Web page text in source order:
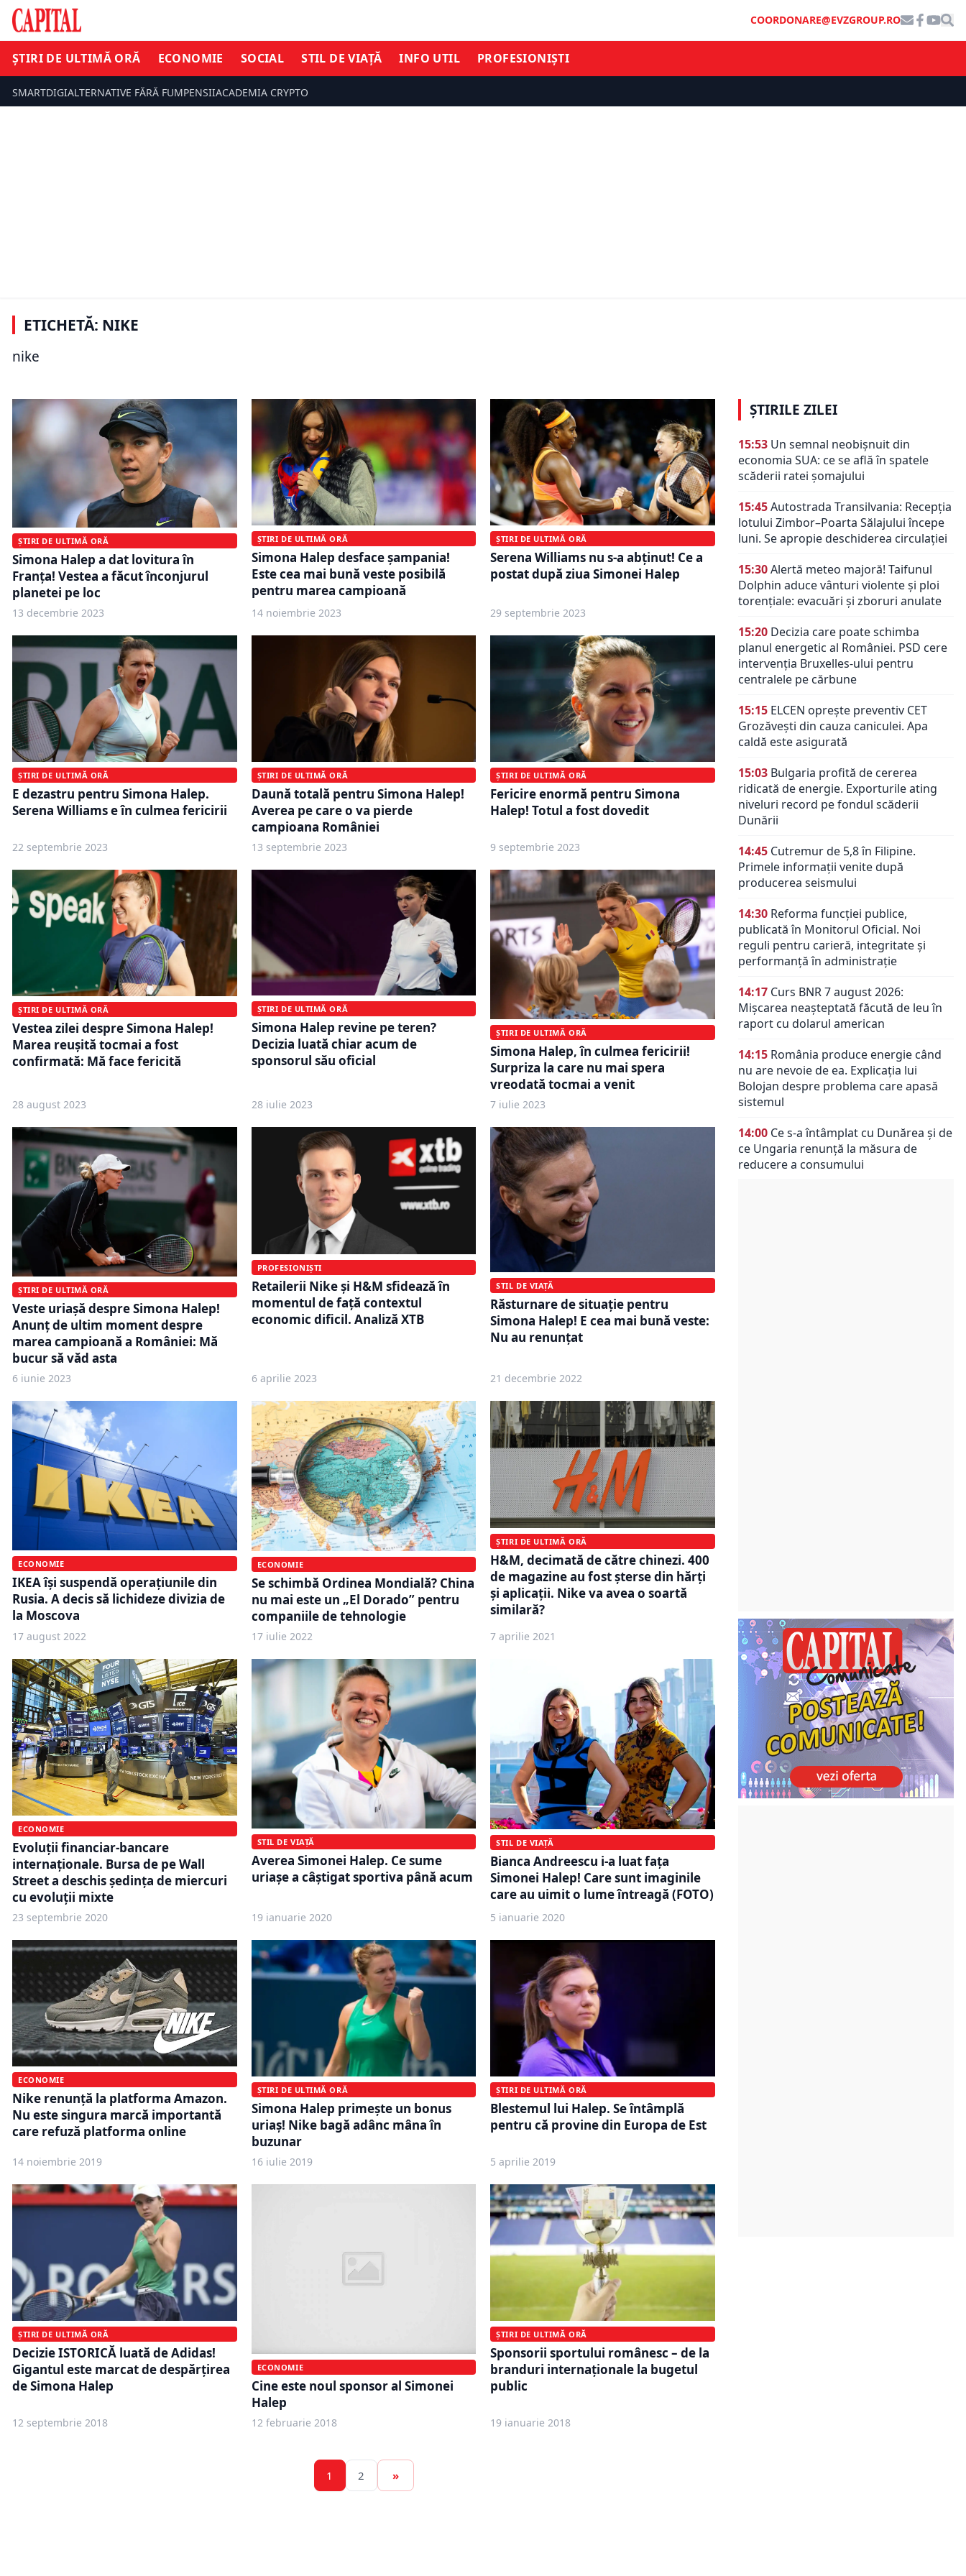
COORDONARE@EVZGROUP.RO
ȘTIRI DE ULTIMĂ ORĂ ECONOMIE SOCIAL STIL DE VIAȚĂ INFO UTIL PROFESIONIȘTI
SMARTDIGIALTERNATIVE FĂRĂ FUMPENSIIACADEMIA CRYPTO
ETICHETĂ: NIKE
nike
Nike schimbă regulile jocului în
China. Ce se întâmplă cu vânzările
ȘTIRI DE ULTIMĂ ORĂ
Simona Halep a dat lovitura în
Franța! Vestea a făcut înconjurul
planetei pe loc
13 decembrie 2023
ȘTIRI DE ULTIMĂ ORĂ
Simona Halep desface șampania!
Este cea mai bună veste posibilă
pentru marea campioană
14 noiembrie 2023
ȘTIRI DE ULTIMĂ ORĂ
Serena Williams nu s-a abținut! Ce a
postat după ziua Simonei Halep
29 septembrie 2023
ȘTIRI DE ULTIMĂ ORĂ
E dezastru pentru Simona Halep.
Serena Williams e în culmea fericirii
22 septembrie 2023
ȘTIRI DE ULTIMĂ ORĂ
Daună totală pentru Simona Halep!
Averea pe care o va pierde
campioana României
13 septembrie 2023
ȘTIRI DE ULTIMĂ ORĂ
Fericire enormă pentru Simona
Halep! Totul a fost dovedit
9 septembrie 2023
ȘTIRI DE ULTIMĂ ORĂ
Vestea zilei despre Simona Halep!
Marea reuşită tocmai a fost
confirmată: Mă face fericită
28 august 2023
ȘTIRI DE ULTIMĂ ORĂ
Simona Halep revine pe teren?
Decizia luată chiar acum de
sponsorul său oficial
28 iulie 2023
ȘTIRI DE ULTIMĂ ORĂ
Simona Halep, în culmea fericirii!
Surpriza la care nu mai spera
vreodată tocmai a venit
7 iulie 2023
ȘTIRI DE ULTIMĂ ORĂ
Veste uriașă despre Simona Halep!
Anunț de ultim moment despre
marea campioană a României: Mă
bucur să văd asta
6 iunie 2023
PROFESIONIȘTI
Retailerii Nike și H&M sfidează în
momentul de față contextul
economic dificil. Analiză XTB
6 aprilie 2023
STIL DE VIAȚĂ
Răsturnare de situație pentru
Simona Halep! E cea mai bună veste:
Nu au renunțat
21 decembrie 2022
ECONOMIE
IKEA își suspendă operațiunile din
Rusia. A decis să lichideze divizia de
la Moscova
17 august 2022
ECONOMIE
Se schimbă Ordinea Mondială? China
nu mai este un „El Dorado” pentru
companiile de tehnologie
17 iulie 2022
ȘTIRI DE ULTIMĂ ORĂ
H&M, decimată de către chinezi. 400
de magazine au fost șterse din hărți
și aplicații. Nike va avea o soartă
similară?
7 aprilie 2021
ECONOMIE
Evoluții financiar-bancare
internaționale. Bursa de pe Wall
Street a deschis şedinţa de miercuri
cu evoluţii mixte
23 septembrie 2020
STIL DE VIAȚĂ
Averea Simonei Halep. Ce sume
uriaşe a câştigat sportiva până acum
19 ianuarie 2020
STIL DE VIAȚĂ
Bianca Andreescu i-a luat faţa
Simonei Halep! Care sunt imaginile
care au uimit o lume întreagă (FOTO)
5 ianuarie 2020
ECONOMIE
Nike renunţă la platforma Amazon.
Nu este singura marcă importantă
care refuză platforma online
14 noiembrie 2019
ȘTIRI DE ULTIMĂ ORĂ
Simona Halep primește un bonus
uriaș! Nike bagă adânc mâna în
buzunar
16 iulie 2019
ȘTIRI DE ULTIMĂ ORĂ
Blestemul lui Halep. Se întâmplă
pentru că provine din Europa de Est
5 aprilie 2019
ȘTIRI DE ULTIMĂ ORĂ
Decizie ISTORICĂ luată de Adidas!
Gigantul este marcat de despărţirea
de Simona Halep
12 septembrie 2018
ECONOMIE
Cine este noul sponsor al Simonei
Halep
12 februarie 2018
ȘTIRI DE ULTIMĂ ORĂ
Sponsorii sportului românesc – de la
branduri internaționale la bugetul
public
19 ianuarie 2018
1 2 »
ȘTIRILE ZILEI
15:53 Un semnal neobișnuit din
economia SUA: ce se află în spatele
scăderii ratei șomajului
15:45Autostrada Transilvania: Recepția
lotului Zimbor–Poarta Sălajului începe
luni. Se apropie deschiderea circulației
15:30Alertă meteo majoră! Taifunul
Dolphin aduce vânturi violente și ploi
torențiale: evacuări și zboruri anulate
15:20 Decizia care poate schimba
planul energetic al României. PSD cere
intervenția Bruxelles-ului pentru
centralele pe cărbune
15:15 ELCEN oprește preventiv CET
Grozăvești din cauza caniculei. Apa
caldă este asigurată
15:03 Bulgaria profită de cererea
ridicată de energie. Exporturile ating
niveluri record pe fondul scăderii
Dunării
14:45 Cutremur de 5,8 în Filipine.
Primele informații venite după
producerea seismului
14:30 Reforma funcției publice,
publicată în Monitorul Oficial. Noi
reguli pentru carieră, integritate și
performanță în administrație
14:17 Curs BNR 7 august 2026:
Mișcarea neașteptată făcută de leu în
raport cu dolarul american
14:15 România produce energie când
nu are nevoie de ea. Explicația lui
Bolojan despre problema care apasă
sistemul
14:00 Ce s-a întâmplat cu Dunărea și de
ce Ungaria renunță la măsura de
reducere a consumului